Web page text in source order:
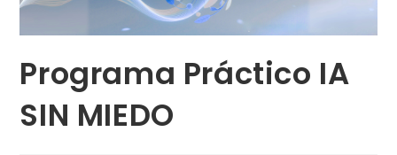
Programa Práctico IA
SIN MIEDO